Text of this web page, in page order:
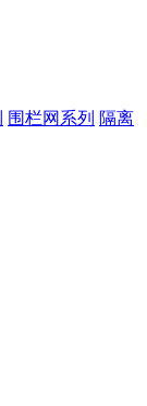
围栏网系列 隔离